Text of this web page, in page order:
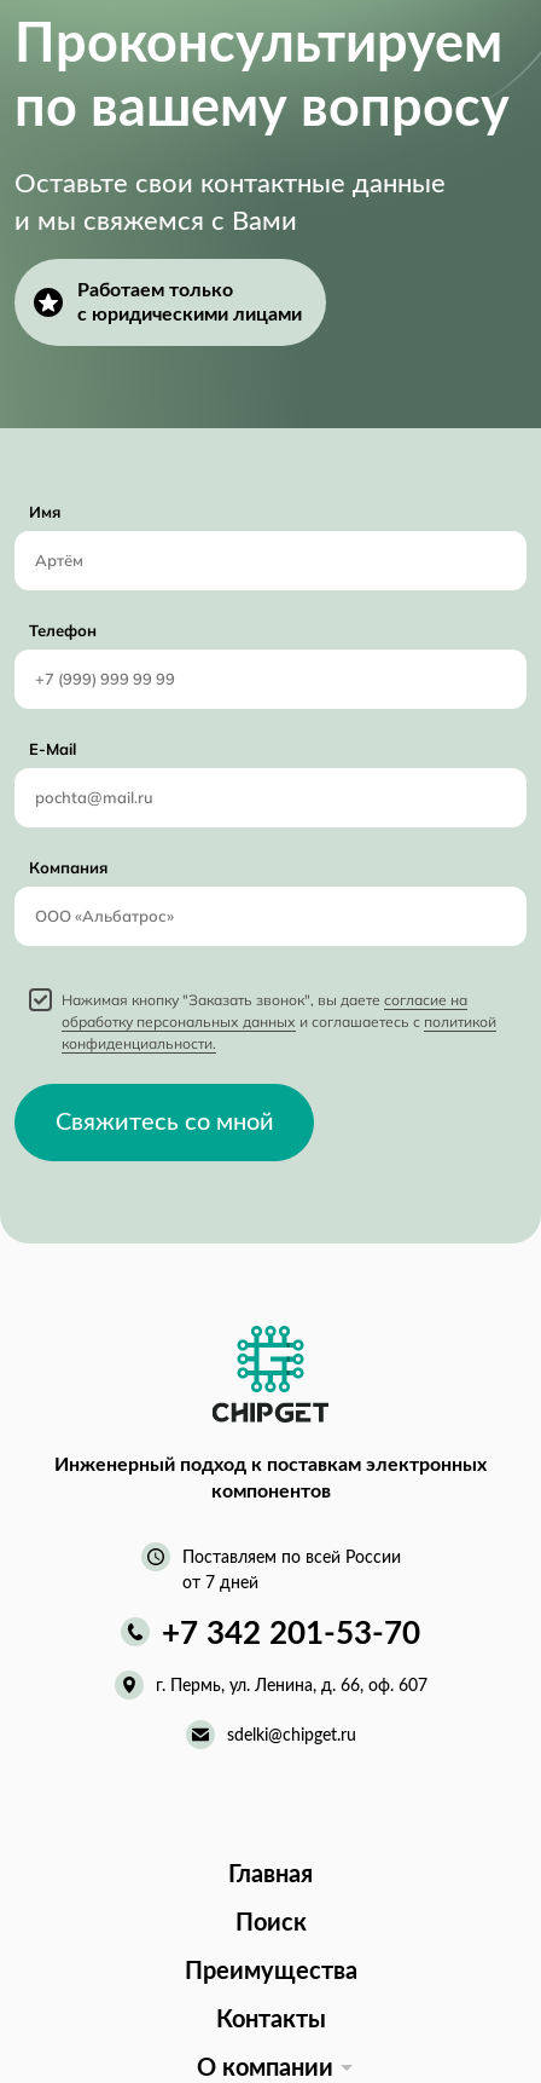
Проконсультируем
по вашему вопросу
Оставьте свои контактные данные
и мы свяжемся с Вами
Работаем только
с юридическими лицами
Имя
Телефон
E-Mail
Компания
Нажимая кнопку "Заказать звонок", вы даете согласие на
обработку персональных данных и соглашаетесь с политикой
конфиденциальности.
Свяжитесь со мной
Инженерный подход к поставкам электронных
компонентов
Поставляем по всей России
от 7 дней
+7 342 201-53-70
г. Пермь, ул. Ленина, д. 66, оф. 607
sdelki@chipget.ru
Главная
Поиск
Преимущества
Контакты
О компании